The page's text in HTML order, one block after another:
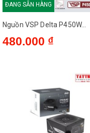
ĐANG SẴN HÀNG
Nguồn VSP Delta P450W...
480.000 ₫